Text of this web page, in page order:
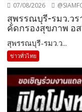
07/08/2026
สุพรรณบุรี-รมว.วร
คัดกรองสุขภาพ อส
สุพรรณบุรี-รมว.ว...
ข่าวทั่วไทย